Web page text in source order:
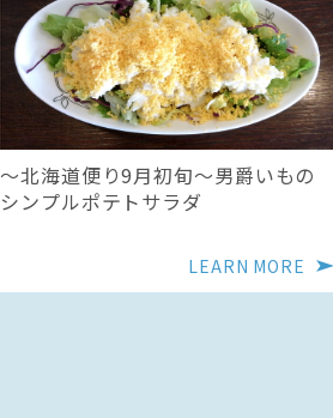
〜北海道便り9月初旬～男爵いもの
シンプルポテトサラダ
LEARN MORE